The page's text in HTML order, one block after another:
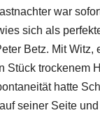
war
sich als
Betz. Mit Witz,
Stück trockenem
hatte
seiner Seite und